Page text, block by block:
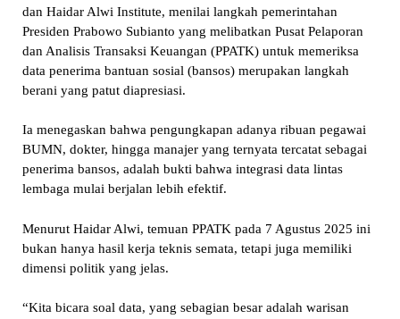
dan Haidar Alwi Institute, menilai langkah pemerintahan
Presiden Prabowo Subianto yang melibatkan Pusat Pelaporan
dan Analisis Transaksi Keuangan (PPATK) untuk memeriksa
data penerima bantuan sosial (bansos) merupakan langkah
berani yang patut diapresiasi.
Ia menegaskan bahwa pengungkapan adanya ribuan pegawai
BUMN, dokter, hingga manajer yang ternyata tercatat sebagai
penerima bansos, adalah bukti bahwa integrasi data lintas
lembaga mulai berjalan lebih efektif.
Menurut Haidar Alwi, temuan PPATK pada 7 Agustus 2025 ini
bukan hanya hasil kerja teknis semata, tetapi juga memiliki
dimensi politik yang jelas.
“Kita bicara soal data, yang sebagian besar adalah warisan